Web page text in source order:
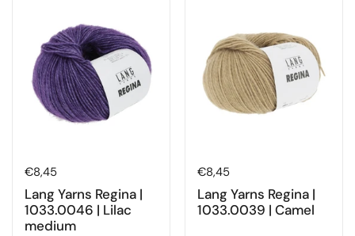
Prijs:
€8,45
Lang Yarns Regina |
1033.0046 | Lilac
medium
Prijs:
€8,45
Lang Yarns Regina |
1033.0039 | Camel